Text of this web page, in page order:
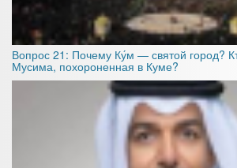
Вопрос 21: Почему Ку́м — святой город?
Мусима, похороненная в Куме?